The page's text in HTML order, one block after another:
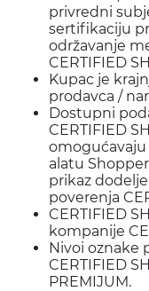
privredni
sertifikaciju
održavanje
CERTIFIED
Kupac je
prodavca /
Dostupni
CERTIFIED
alatu
prikaz
poverenja
CERTIFIED
kompanije
Nivoi oznake
CERTIFIED
PREMIJUM.